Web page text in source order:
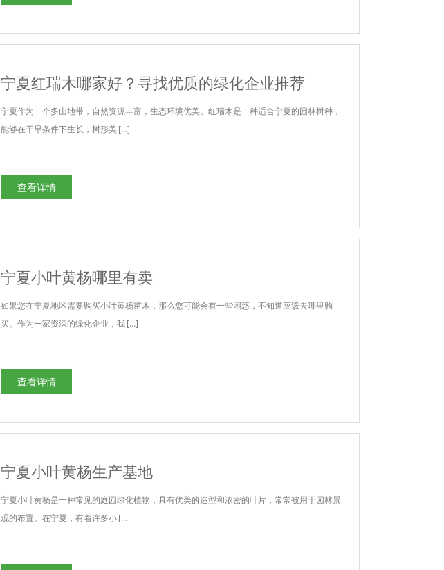
宁夏红瑞木哪家好？寻找优质的绿化企业推荐
宁夏作为一个多山地带，自然资源丰富，生态环境优美。红瑞木是一种适合宁夏的园林树种，
能够在干旱条件下生长，树形美 […]
查看详情
宁夏小叶黄杨哪里有卖
如果您在宁夏地区需要购买小叶黄杨苗木，那么您可能会有一些困惑，不知道应该去哪里购
买。作为一家资深的绿化企业，我 […]
查看详情
宁夏小叶黄杨生产基地
宁夏小叶黄杨是一种常见的庭园绿化植物，具有优美的造型和浓密的叶片，常常被用于园林景
观的布置。在宁夏，有着许多小 […]